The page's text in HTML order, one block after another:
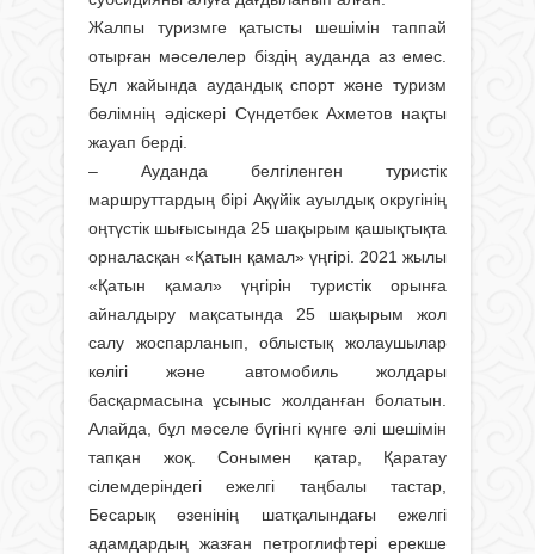
Жалпы туризмге қатысты шешімін таппай
отырған мәселелер біздің ауданда аз емес.
Бұл жайында аудандық спорт және туризм
бөлімнің әдіскері Сүндетбек Ахметов нақты
жауап берді.
– Ауданда белгіленген туристік
маршруттардың бірі Ақүйік ауылдық округінің
оңтүстік шығысында 25 шақырым қашықтықта
орналасқан «Қатын қамал» үңгірі. 2021 жылы
«Қатын қамал» үңгірін туристік орынға
айналдыру мақсатында 25 шақырым жол
салу жоспарланып, облыстық жолаушылар
көлігі және автомобиль жолдары
басқармасына ұсыныс жолданған болатын.
Алайда, бұл мәселе бүгінгі күнге әлі шешімін
тапқан жоқ. Сонымен қатар, Қаратау
сілемдеріндегі ежелгі таңбалы тастар,
Бесарық өзенінің шатқалындағы ежелгі
адамдардың жазған петроглифтері ерекше